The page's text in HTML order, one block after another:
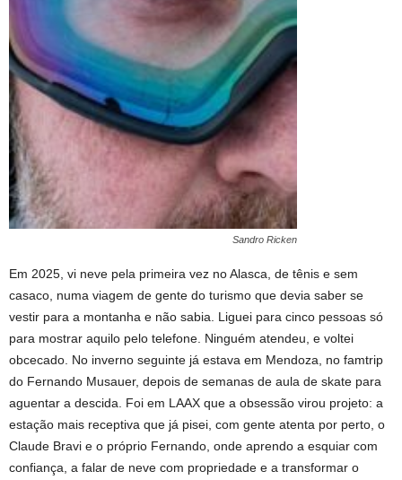
Sandro Ricken
Em 2025, vi neve pela primeira vez no Alasca, de tênis e sem
casaco, numa viagem de gente do turismo que devia saber se
vestir para a montanha e não sabia. Liguei para cinco pessoas só
para mostrar aquilo pelo telefone. Ninguém atendeu, e voltei
obcecado. No inverno seguinte já estava em Mendoza, no famtrip
do Fernando Musauer, depois de semanas de aula de skate para
aguentar a descida. Foi em LAAX que a obsessão virou projeto: a
estação mais receptiva que já pisei, com gente atenta por perto, o
Claude Bravi e o próprio Fernando, onde aprendo a esquiar com
confiança, a falar de neve com propriedade e a transformar o